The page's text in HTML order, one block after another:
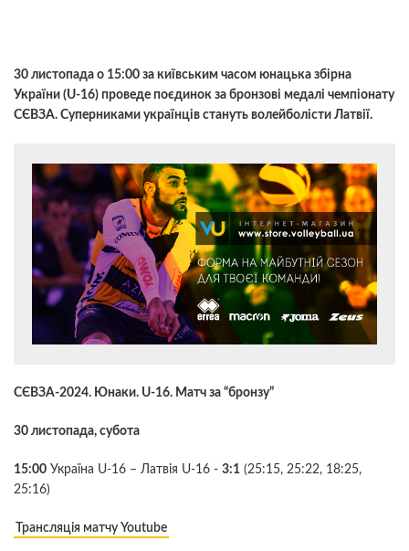
30 листопада о 15:00 за київським часом юнацька збірна
України (U-16) проведе поєдинок за бронзові медалі чемпіонату
СЄВЗА. Суперниками українців стануть волейболісти Латвії.
СЄВЗА-2024. Юнаки. U-16. Матч за “бронзу”
30 листопада, субота
15:00 Україна U-16 – Латвія U-16 - 3:1 (25:15, 25:22, 18:25,
25:16)
Трансляція матчу Youtube